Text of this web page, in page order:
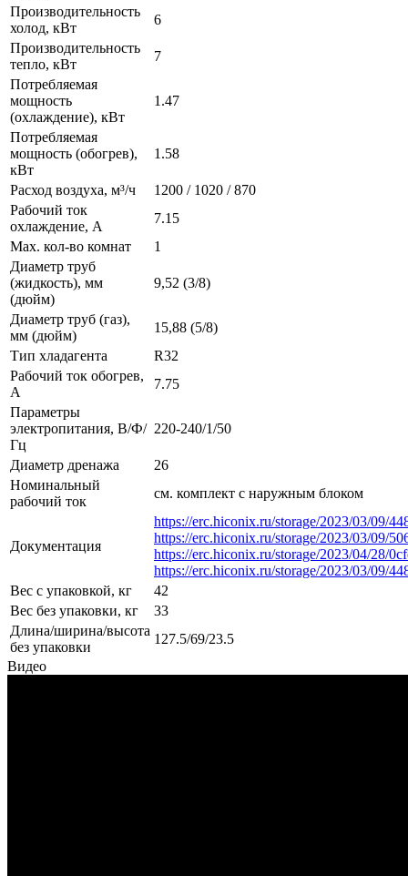
Производительность
холод, кВт
6
Производительность
тепло, кВт
7
Потребляемая
мощность
(охлаждение), кВт
1.47
Потребляемая
мощность (обогрев),
кВт
1.58
Расход воздуха, м³/ч
1200 / 1020 / 870
Рабочий ток
охлаждение, А
7.15
Max. кол-во комнат
1
Диаметр труб
(жидкость), мм
(дюйм)
9,52 (3/8)
Диаметр труб (газ),
мм (дюйм)
15,88 (5/8)
Тип хладагента
R32
Рабочий ток обогрев,
А
7.75
Параметры
электропитания, В/Ф/
Гц
220-240/1/50
Диаметр дренажа
26
Номинальный
рабочий ток
см. комплект с наружным блоком
Документация
https://erc.hiconix.ru/storage/2023/03/09/
https://erc.hiconix.ru/storage/2023/03/09/
https://erc.hiconix.ru/storage/2023/04/28/
https://erc.hiconix.ru/storage/2023/03/09/
Вес с упаковкой, кг
42
Вес без упаковки, кг
33
Длина/ширина/высота
без упаковки
127.5/69/23.5
Видео